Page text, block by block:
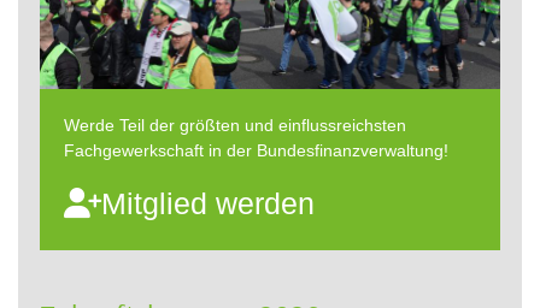
Werde Teil der größten und einflussreichsten
Fachgewerkschaft in der Bundesfinanzverwaltung!
Mitglied werden